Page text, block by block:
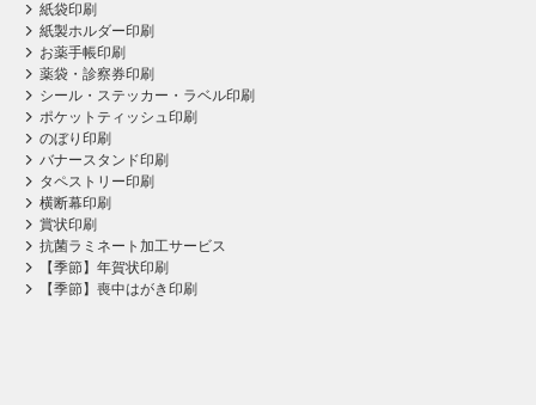
紙袋印刷
紙製ホルダー印刷
お薬手帳印刷
薬袋・診察券印刷
シール・ステッカー・ラベル印刷
ポケットティッシュ印刷
のぼり印刷
バナースタンド印刷
タペストリー印刷
横断幕印刷
賞状印刷
抗菌ラミネート加工サービス
【季節】年賀状印刷
【季節】喪中はがき印刷